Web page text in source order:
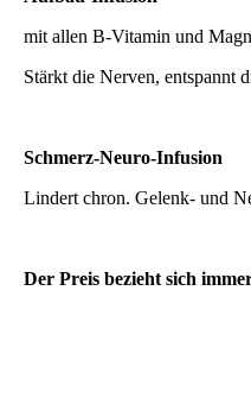
mit allen B-Vitamin und
Stärkt die Nerven,
Schmerz-Neuro-Infusion
Lindert chron. Gelenk-
Der Preis bezieht sich